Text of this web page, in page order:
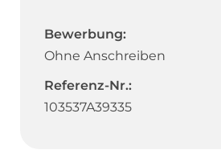
Bewerbung:
Ohne Anschreiben
Referenz-Nr.:
103537A39335